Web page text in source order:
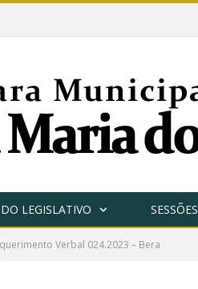
LEGISLATIVO SESSÕES
Verbal 024.2023 – Bera